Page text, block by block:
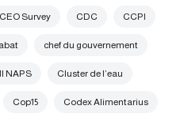
CCPI
CDC
CEO Survey
chef du gouvernement
Cluster de l’eau
NAPS
Codex Alimentarius
Cop15